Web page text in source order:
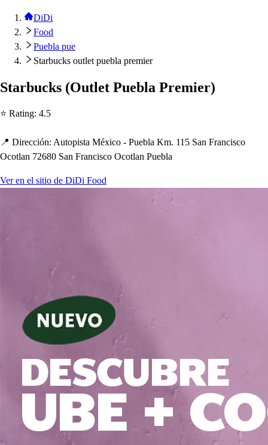
DiDi
Food
Puebla pue
Starbucks outlet puebla premier
Starbucks (Outlet Puebla Premier)
⭐ Rating: 4.5
📍 Dirección: Autopista México - Puebla Km. 115 San Francisco
Ocotlan 72680 San Francisco Ocotlan Puebla
Ver en el sitio de DiDi Food